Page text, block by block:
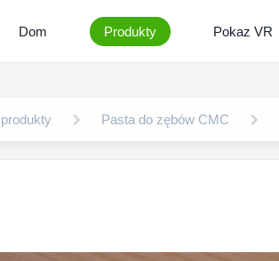
Dom Produkty Pokaz VR
produkty Pasta do zębów CMC